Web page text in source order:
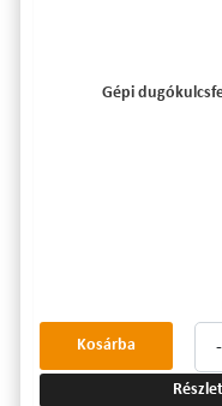
Gépi
-
Kosárba